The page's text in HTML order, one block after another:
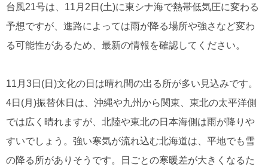
台風21号は、11月2日(土)に東シナ海で熱帯低気圧に変わる
予想ですが、進路によっては雨が降る場所や強さなど変わ
る可能性があるため、最新の情報を確認してください。
11月3日(日)文化の日は晴れ間の出る所が多い見込みです。
4日(月)振替休日は、沖縄や九州から関東、東北の太平洋側
では広く晴れますが、北陸や東北の日本海側は雨が降りや
すいでしょう。強い寒気が流れ込む北海道は、平地でも雪
の降る所がありそうです。日ごとの寒暖差が大きくなるた